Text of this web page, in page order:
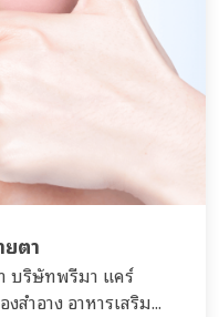
ตา
บริษัทพรีมา แคร์
สำอาง อาหารเสริม...